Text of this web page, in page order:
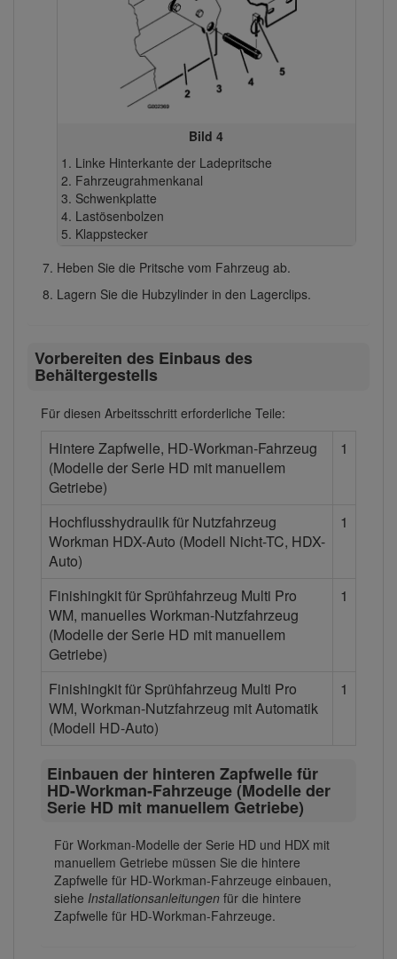
Bild 4
Linke Hinterkante der Ladepritsche
Fahrzeugrahmenkanal
Schwenkplatte
Lastösenbolzen
Klappstecker
Heben Sie die Pritsche vom Fahrzeug ab.
Lagern Sie die Hubzylinder in den Lagerclips.
Vorbereiten des Einbaus des
Behältergestells
Für diesen Arbeitsschritt erforderliche Teile:
Hintere Zapfwelle, HD-Workman-Fahrzeug
(Modelle der Serie HD mit manuellem
Getriebe)
1
Hochflusshydraulik für Nutzfahrzeug
Workman HDX-Auto (Modell Nicht-TC, HDX-
Auto)
1
Finishingkit für Sprühfahrzeug Multi Pro
WM, manuelles Workman-Nutzfahrzeug
(Modelle der Serie HD mit manuellem
Getriebe)
1
Finishingkit für Sprühfahrzeug Multi Pro
WM, Workman-Nutzfahrzeug mit Automatik
(Modell HD-Auto)
1
Einbauen der hinteren Zapfwelle für
HD-Workman-Fahrzeuge (Modelle der
Serie HD mit manuellem Getriebe)
Für Workman-Modelle der Serie HD und HDX mit
manuellem Getriebe müssen Sie die hintere
Zapfwelle für HD-Workman-Fahrzeuge einbauen,
siehe Installationsanleitungen für die hintere
Zapfwelle für HD-Workman-Fahrzeuge.